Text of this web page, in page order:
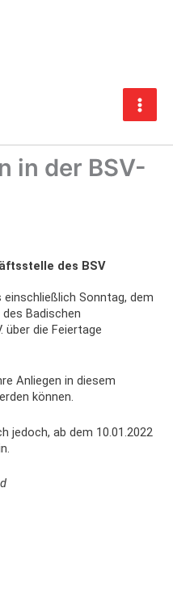
in der BSV-
des BSV
Sonntag, dem
Badischen
über die Feiertage
Anliegen in diesem
können.
jedoch, ab dem 10.01.2022